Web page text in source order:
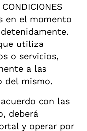
en el momento
utiliza
o servicios,
a las
del mismo.
con las
deberá
y operar por